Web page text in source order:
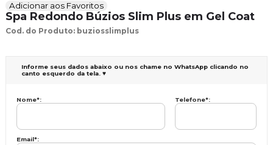
Adicionar aos Favoritos
Spa Redondo Búzios Slim Plus em Gel Coat
Cod. do Produto: buziosslimplus
Informe seus dados abaixo ou nos chame no WhatsApp clicando no
canto esquerdo da tela. ♥
Nome*: Telefone*:
Email*: